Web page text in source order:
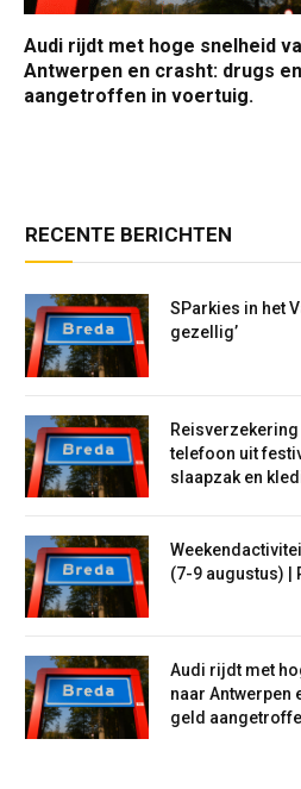
Audi rijdt met hoge snelheid
Antwerpen en crasht: drugs
aangetroffen in voertuig.
RECENTE BERICHTEN
SParkies in het
gezellig’
telefoon uit
slaapzak en
(7-9 augustus) |
Audi rijdt met
naar Antwerpen
geld